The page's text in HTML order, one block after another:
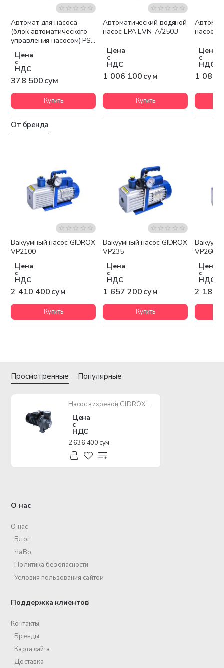
Автомат для насоса
(блок автоматического
управления насосом) PS-
Цена
с
НДС
378 500 сум
Купить
Автоматический водяной
насос EPA EVN-A/250U
Цена
с
НДС
1 006 100 сум
Купить
насос
Цена
с
НДС
1 084
От бренда
Бесплатная доставка
Вакуумный насос GIDROX
VP2100
Цена
с
НДС
2 410 400 сум
Купить
Бесплатная доставка
Вакуумный насос GIDROX
VP235
Цена
с
НДС
1 657 200 сум
Купить
VP260
Цена
с
НДС
2 184
Просмотренные Популярные
Насос вихревой GIDROX PHm6A 2200W
Цена
с
НДС
2 636 400 сум
О нас
О нас
Блог
ЧаВо
Политика безопасности
Условия пользования сайтом
Поддержка клиентов
Контакты
Бренды
Карта сайта
Доставка